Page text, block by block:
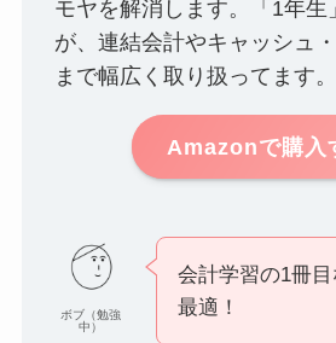
モヤを解消します。「1年生
が、連結会計やキャッシュ
まで幅広く取り扱ってます。
Amazonで購入
ボブ（勉強
中）
会計学習の1冊
最適！